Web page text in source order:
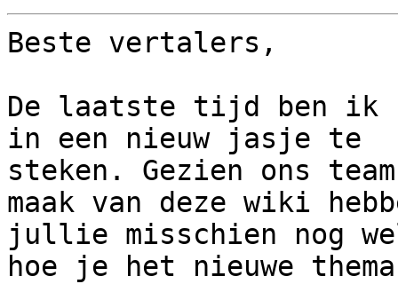
Beste vertalers,
De laatste tijd ben ik
in een nieuw jasje te
steken. Gezien ons
maak van deze wiki
jullie misschien nog
hoe je het nieuwe thema